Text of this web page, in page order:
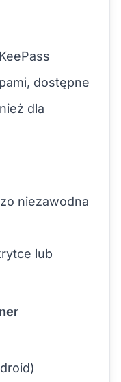
dostępne
dla
niezawodna
lub